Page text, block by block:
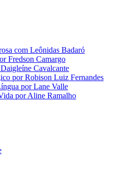
com Leônidas Badaró
Fredson Camargo
Cavalcante
por Robison Luiz Fernandes
por Lane Valle
por Aline Ramalho